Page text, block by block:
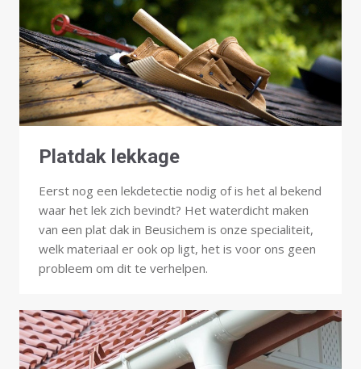
Platdak lekkage
Eerst nog een lekdetectie nodig of is het al bekend
waar het lek zich bevindt? Het waterdicht maken
van een plat dak in Beusichem is onze specialiteit,
welk materiaal er ook op ligt, het is voor ons geen
probleem om dit te verhelpen.